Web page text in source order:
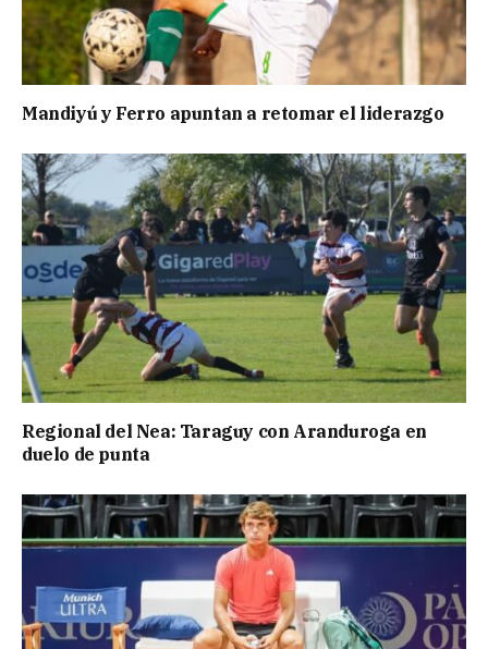
Mandiyú y Ferro apuntan a retomar el liderazgo
Regional del Nea: Taraguy con Aranduroga en
duelo de punta